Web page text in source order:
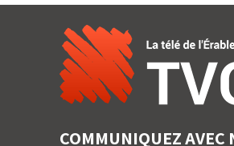
COMMUNIQUEZ AVEC